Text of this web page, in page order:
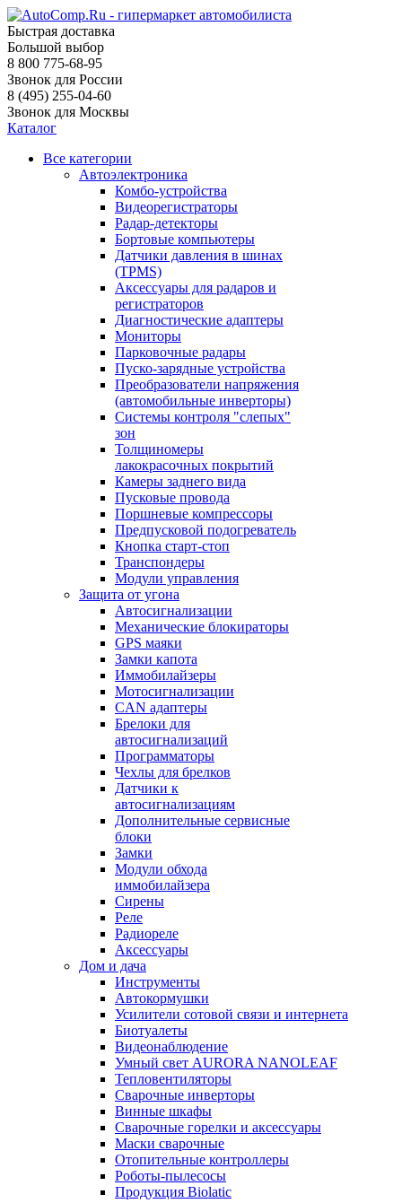
Быстрая доставка
Большой выбор
8 800 775-68-95
Звонок для России
8 (495) 255-04-60
Звонок для Москвы
Каталог
Все категории
Автоэлектроника
Комбо-устройства
Видеорегистраторы
Радар-детекторы
Бортовые компьютеры
Датчики давления в шинах
(TPMS)
Аксессуары для радаров и
регистраторов
Диагностические адаптеры
Мониторы
Парковочные радары
Пуско-зарядные устройства
Преобразователи напряжения
(автомобильные инверторы)
Системы контроля "слепых"
зон
Толщиномеры
лакокрасочных покрытий
Камеры заднего вида
Пусковые провода
Поршневые компрессоры
Предпусковой подогреватель
Кнопка старт-стоп
Транспондеры
Модули управления
Защита от угона
Автосигнализации
Механические блoкираторы
GPS маяки
Замки капота
Иммобилайзеры
Мотосигнализации
CAN адаптеры
Брелоки для
автосигнализаций
Программаторы
Чехлы для брелков
Датчики к
автосигнализациям
Дополнительные сервисные
блоки
Замки
Модули обхода
иммобилайзера
Сирены
Реле
Радиореле
Аксессуары
Дом и дача
Инструменты
Автокормушки
Усилители сотовой связи и интернета
Биотуалеты
Видеонаблюдение
Умный свет AURORA NANOLEAF
Тепловентиляторы
Сварочные инверторы
Винные шкафы
Сварочные горелки и аксессуары
Маски сварочные
Отопительные контроллеры
Роботы-пылесосы
Продукция Biolatic